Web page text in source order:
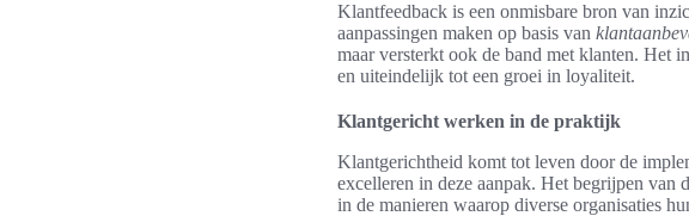
Klantfeedback is een onmisbare bron van
aanpassingen maken op basis van
maar versterkt ook de band met klanten. Het
en uiteindelijk tot een groei in loyaliteit.
Klantgericht werken in de praktijk
Klantgerichtheid komt tot leven door de
excelleren in deze aanpak. Het begrijpen van
in de manieren waarop diverse organisaties